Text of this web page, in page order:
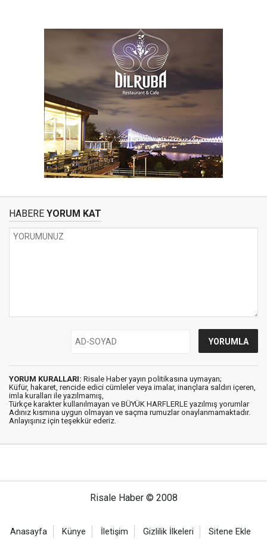
HABERE YORUM KAT
YORUM KURALLARI: Risale Haber yayın politikasına uymayan;
Küfür, hakaret, rencide edici cümleler veya imalar, inançlara saldırı içeren,
imla kuralları ile yazılmamış,
Türkçe karakter kullanılmayan ve BÜYÜK HARFLERLE yazılmış yorumlar
Adınız kısmına uygun olmayan ve saçma rumuzlar onaylanmamaktadır.
Anlayışınız için teşekkür ederiz.
Risale Haber © 2008
Anasayfa Künye İletişim Gizlilik İlkeleri Sitene Ekle